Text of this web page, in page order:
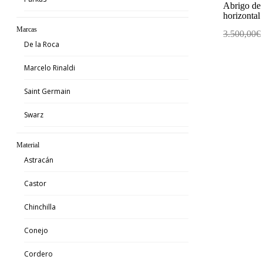
Marcas
De la Roca
Marcelo Rinaldi
Saint Germain
Swarz
Material
Astracán
Castor
Chinchilla
Conejo
Cordero
Abrigo de
horizontal
3.500,00€